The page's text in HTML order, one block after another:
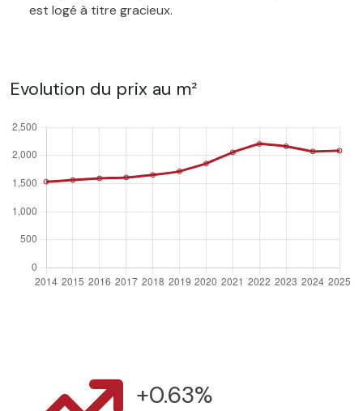
est logé à titre gracieux.
Evolution du prix au m²
+0.63%